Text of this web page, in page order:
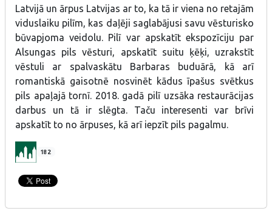
Latvijā un ārpus Latvijas ar to, ka tā ir viena no retajām
viduslaiku pilīm, kas daļēji saglabājusi savu vēsturisko
būvapjoma veidolu. Pilī var apskatīt ekspozīciju par
Alsungas pils vēsturi, apskatīt suitu ķēķi, uzrakstīt
vēstuli ar spalvaskātu Barbaras buduārā, kā arī
romantiskā gaisotnē nosvinēt kādus īpašus svētkus
pils apaļajā tornī. 2018. gadā pilī uzsāka restaurācijas
darbus un tā ir slēgta. Taču interesenti var brīvi
apskatīt to no ārpuses, kā arī iepzīt pils pagalmu.
182